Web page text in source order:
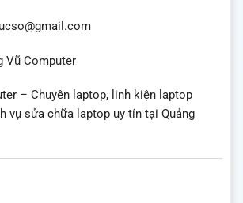
Vũ Computer
– Chuyên laptop, linh kiện laptop
vụ sửa chữa laptop uy tín tại Quảng